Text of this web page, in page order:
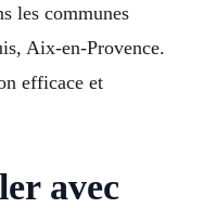
les communes
Aix-en-Provence.
efficace et
avec